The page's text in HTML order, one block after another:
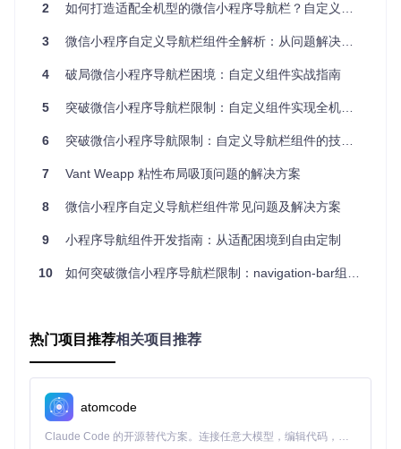
提供灵活的功能扩展能力，满足个性化需求。
组件采用TypeScript开发，遵循单向数据流原则，确保状态管
自动触发重绘，保证界面一致性。
三、组件核心价值呈现
navigation-bar组件通过技术创新为开发团队创造多维度价
值。在开发效率方面，组件将平均导航栏开发周期从12人天缩
短至2人天，降低83%的开发成本。性能表现上，组件初始化
时间控制在30ms以内，内存占用较原生方案降低40%，页面
切换流畅度提升25%。
兼容性方面，组件已通过微信小程序官方兼容性测试，支持微
能完整性上，提供15种基础配置属性、3个自定义slot和8个事
小程序在用户留存率上平均提升12%，页面切换体验评分提高
四、实战集成指南
4.1 准备工作
2 如何打造适配全机型的微信小程序导航栏？自定义组件的技术实现与应用指南
3 微信小程序自定义导航栏组件全解析：从问题解决到价值创造
4 破局微信小程序导航栏困境：自定义组件实战指南
5 突破微信小程序导航栏限制：自定义组件实现全机型适配与个性化设计
6 突破微信小程序导航限制：自定义导航栏组件的技术实现与价值分析
7 Vant Weapp 粘性布局吸顶问题的解决方案
8 微信小程序自定义导航栏组件常见问题及解决方案
9 小程序导航组件开发指南：从适配困境到自由定制
10 如何突破微信小程序导航栏限制：navigation-bar组件深度实践
热门项目推荐相关项目推荐
atomcode
Claude Code 的开源替代方案。连接任意大模型，编辑代码，运行命令，自动验证 — 全自动执行。用 Rust 构建，极致性能。 ｜ An open-source alternative to Claude Code. Connect any LLM, edit code, run commands, and verify changes — autonomously. Built in Rust for speed. Get Started